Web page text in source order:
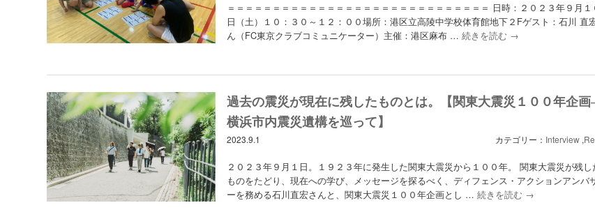
＝＝＝＝＝＝＝＝＝＝＝＝＝＝＝＝＝＝＝＝＝＝＝＝＝＝＝＝＝ 日時：２０２３年９月１
日（土）１０：３０～１２：００場所：港区立高陵中学校体育館地下２Fゲスト：石川 直
ん（FC東京クラブコミュニケーター）主催：港区麻布 …続きを読む →
過去の震災が現在に残したものとは。【関東大震災１００年企
横浜市内震災遺構を巡って】
2023.9.1 カテゴリー： Interview,
２０２３年９月１日。１９２３年に発生した関東大震災から１００年。 関東大震災が残し
ものをたどり、現在への学び、メッセージを探るべく、ディフェンス・アクションアンバ
ーを務める石川直宏さんと、関東大震災１００年企画とし …続きを読む →